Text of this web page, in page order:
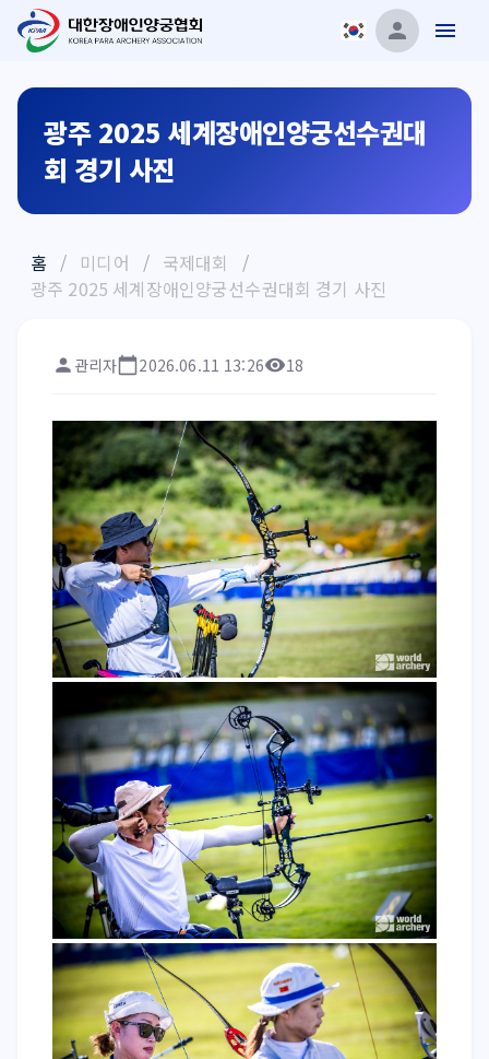
광주 2025 세계장애인양궁선수권대
회 경기 사진
홈 / 미디어 / 국제대회
/
광주 2025 세계장애인양궁선수권대회 경기 사진
관리자 2026.06.11 13:26 18